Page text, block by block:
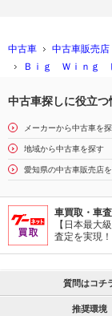
中古車 中古車販売店
Ｂｉｇ Ｗｉｎｇ
中古車探しに役立つ
メーカーから中古車を
地域から中古車を探す
愛知県の中古車販売店
車買取・車
【日本最大
査定を実現！
質問はコチ
推奨環境